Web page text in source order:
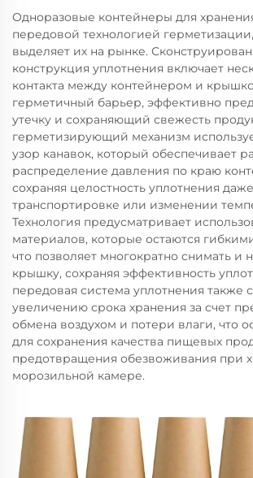
Одноразовые контейнеры для
передовой технологией
выделяет их на рынке.
конструкция уплотнения включает
контакта между контейнером и
герметичный барьер, эффективно
утечку и сохраняющий свежесть
герметизирующий механизм
узор канавок, который обеспечивает
распределение давления по краю
сохраняя целостность уплотнения
транспортировке или изменении
Технология предусматривает
материалов, которые остаются
что позволяет многократно снимать и
крышку, сохраняя эффективность
передовая система уплотнения также
увеличению срока хранения за счет
обмена воздухом и потери влаги, что
для сохранения качества пищевых
предотвращения обезвоживания при
морозильной камере.